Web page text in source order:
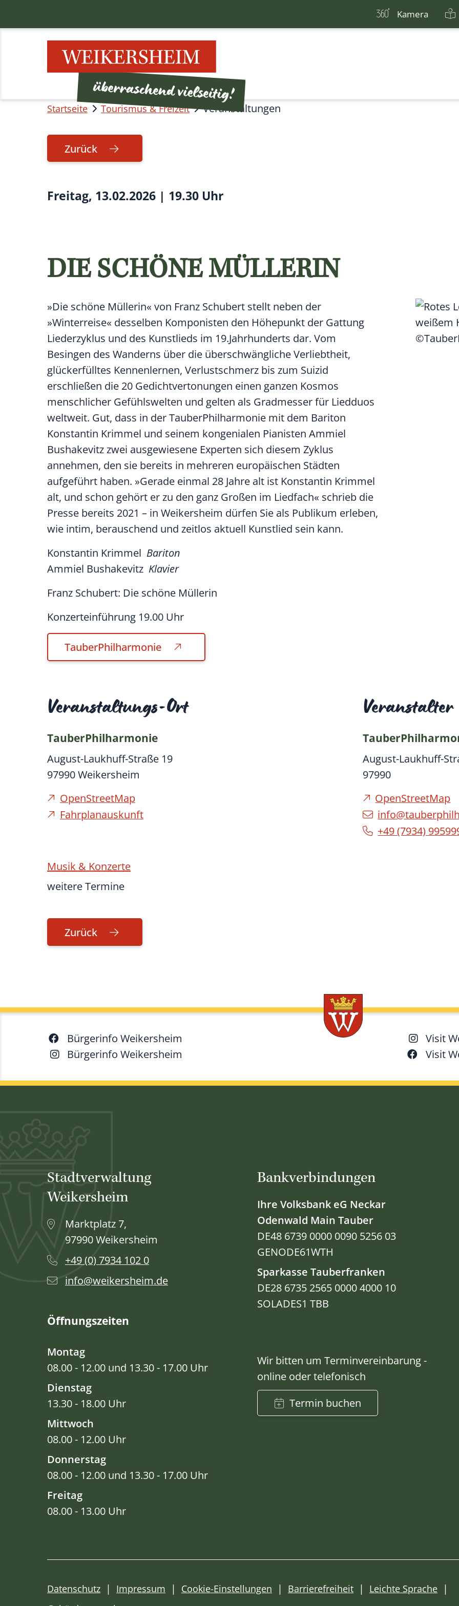
Kamera
Startseite Tourismus & Freizeit Veranstaltungen
Zurück
Freitag, 13.02.2026 | 19.30 Uhr
DIE SCHÖNE MÜLLERIN
»Die schöne Müllerin« von Franz Schubert stellt neben der
»Winterreise« desselben Komponisten den Höhepunkt der Gattung
Liederzyklus und des Kunstlieds im 19.Jahrhunderts dar. Vom
Besingen des Wanderns über die überschwängliche Verliebtheit,
glückerfülltes Kennenlernen, Verlustschmerz bis zum Suizid
erschließen die 20 Gedichtvertonungen einen ganzen Kosmos
menschlicher Gefühlswelten und gelten als Gradmesser für Liedduos
weltweit. Gut, dass in der TauberPhilharmonie mit dem Bariton
Konstantin Krimmel und seinem kongenialen Pianisten Ammiel
Bushakevitz zwei ausgewiesene Experten sich diesem Zyklus
annehmen, den sie bereits in mehreren europäischen Städten
aufgeführt haben. »Gerade einmal 28 Jahre alt ist Konstantin Krimmel
alt, und schon gehört er zu den ganz Großen im Liedfach« schrieb die
Presse bereits 2021 – in Weikersheim dürfen Sie als Publikum erleben,
wie intim, berauschend und zeitlos aktuell Kunstlied sein kann.
Konstantin Krimmel Bariton
Ammiel Bushakevitz Klavier
Franz Schubert: Die schöne Müllerin
Konzerteinführung 19.00 Uhr
TauberPhilharmonie
Veranstaltungs-Ort
TauberPhilharmonie
August-Laukhuff-Straße 19
97990Weikersheim
OpenStreetMap
Fahrplanauskunft
Veranstalter
August-Laukhuff-
97990
OpenStreetMap
+49 (7934) 99599
Musik & Konzerte
weitere Termine
Zurück
Bürgerinfo Weikersheim
Bürgerinfo Weikersheim
Visit
Visit
Stadtverwaltung
Weikersheim
Marktplatz 7,
97990 Weikersheim
+49 (0) 7934 102 0
info@weikersheim.de
Öffnungszeiten
Montag
08.00 - 12.00 und 13.30 - 17.00 Uhr
Dienstag
13.30 - 18.00 Uhr
Mittwoch
08.00 - 12.00 Uhr
Donnerstag
08.00 - 12.00 und 13.30 - 17.00 Uhr
Freitag
08.00 - 13.00 Uhr
Bankverbindungen
Ihre Volksbank eG Neckar
Odenwald Main Tauber
DE48 6739 0000 0090 5256 03
GENODE61WTH
Sparkasse Tauberfranken
DE28 6735 2565 0000 4000 10
SOLADES1 TBB
Wir bitten um Terminvereinbarung -
online oder telefonisch
Termin buchen
Datenschutz Impressum Cookie-Einstellungen Barrierefreiheit
Leichte Sprache